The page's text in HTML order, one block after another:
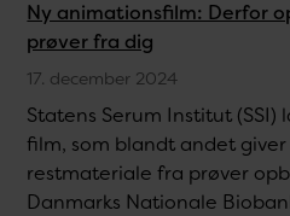
Ny animationsfilm: Derfor
prøver fra dig
17. december 2024
Statens Serum Institut
film, som blandt andet
restmateriale fra prøver
Danmarks Nationale